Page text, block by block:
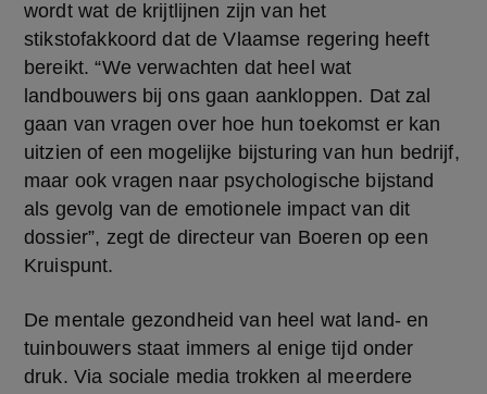
wordt wat de krijtlijnen zijn van het
stikstofakkoord dat de Vlaamse regering heeft
bereikt. “We verwachten dat heel wat
landbouwers bij ons gaan aankloppen. Dat zal
gaan van vragen over hoe hun toekomst er kan
uitzien of een mogelijke bijsturing van hun bedrijf,
maar ook vragen naar psychologische bijstand
als gevolg van de emotionele impact van dit
dossier”, zegt de directeur van Boeren op een
Kruispunt.
De mentale gezondheid van heel wat land- en
tuinbouwers staat immers al enige tijd onder
druk. Via sociale media trokken al meerdere